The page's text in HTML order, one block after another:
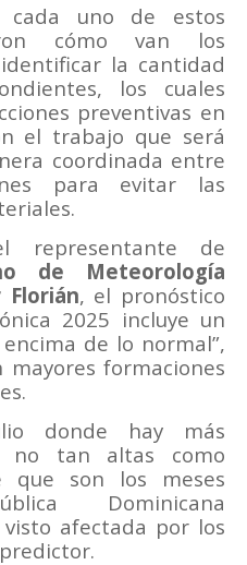
cada uno de estos
cómo van los
la cantidad
los cuales
preventivas en
el trabajo que será
coordinada entre
para evitar las
representante de
de Meteorología
Florián, el pronóstico
2025 incluye un
de lo normal”,
formaciones
donde hay más
no tan altas como
que son los meses
Dominicana
afectada por los